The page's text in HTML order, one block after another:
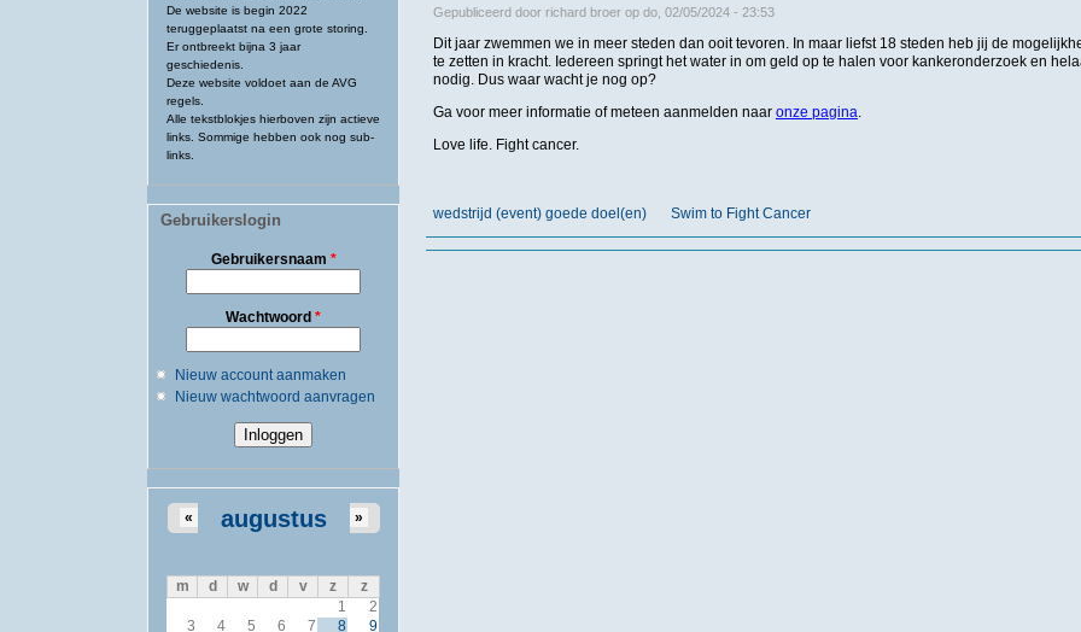
De website is begin 2022
teruggeplaatst na een grote storing.
Er ontbreekt bijna 3 jaar
geschiedenis.
Deze website voldoet aan de AVG
regels.
Alle tekstblokjes hierboven zijn actieve
links. Sommige hebben ook nog sub-
links.
Gebruikerslogin
Gebruikersnaam *
Wachtwoord *
Nieuw account aanmaken
Nieuw wachtwoord aanvragen
augustus
« »
m d w d v z
z
1
2
3
4 5 6 7 8
9
Gepubliceerd door richard broerop do, 02/05/2024 - 23:53
Dit jaar zwemmen we in meer steden dan ooit tevoren. In maar liefst 18 steden heb jij de
te zetten in kracht. Iedereen springt het water in om geld op te halen voor kankeronderzoek en
nodig. Dus waar wacht je nog op?
Ga voor meer informatie of meteen aanmelden naar onze pagina.
Love life. Fight cancer.
wedstrijd (event) goede doel(en) Swim to Fight Cancer